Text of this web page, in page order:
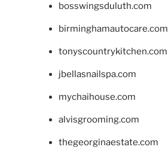
bosswingsduluth.com
birminghamautocare.com
tonyscountrykitchen.com
jbellasnailspa.com
mychaihouse.com
alvisgrooming.com
thegeorginaestate.com